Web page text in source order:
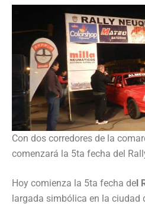
Con dos corredores de la
comenzará la 5ta fecha del
Hoy comienza la 5ta fecha del
largada simbólica en la ciudad